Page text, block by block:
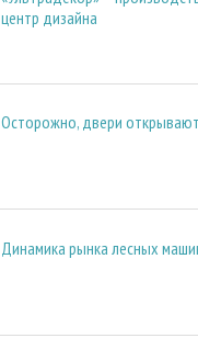
центр дизайна
Осторожно, двери
Динамика рынка лесных